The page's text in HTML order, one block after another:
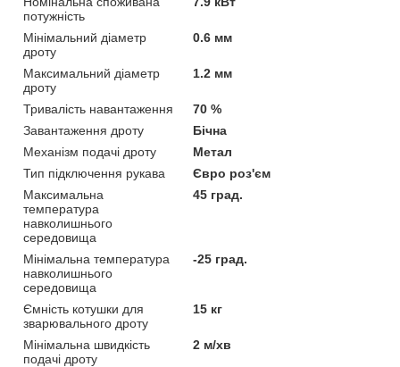
потужність
Мінімальний діаметр
дроту
0.6 мм
Максимальний діаметр
дроту
1.2 мм
Тривалість навантаження
70 %
Завантаження дроту
Бічна
Механізм подачі дроту
Метал
Тип підключення рукава
Євро роз'єм
Максимальна
температура
навколишнього
середовища
45 град.
Мінімальна температура
навколишнього
середовища
-25 град.
Ємність котушки для
зварювального дроту
15 кг
Мінімальна швидкість
подачі дроту
2 м/хв